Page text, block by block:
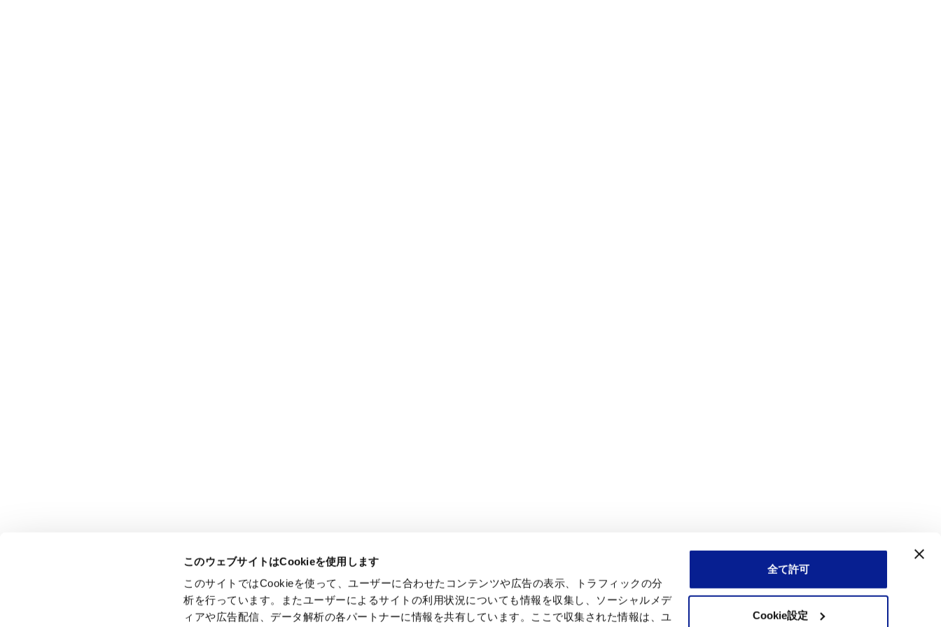
このウェブサイトはCookieを使用します
このサイトではCookieを使って、ユーザーに合わせたコンテンツや広告の表示、トラフィックの分
析を行っています。またユーザーによるサイトの利用状況についても情報を収集し、ソーシャルメデ
ィアや広告配信、データ解析の各パートナーに情報を共有しています。ここで収集された情報は、ユ
全て許可
Cookie設定